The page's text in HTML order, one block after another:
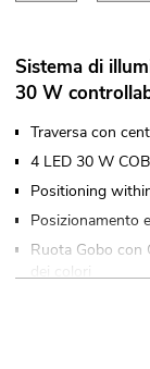
Sistema di
30 W
Traversa con
4 LED 30 W
Positioning
Posizionamento
Ruota Gobo con
dei colori